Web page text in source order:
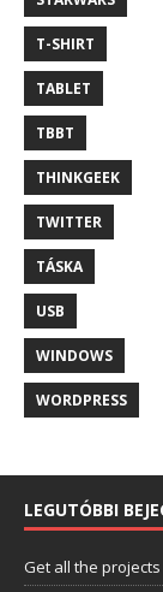
T-SHIRT
TABLET
TBBT
THINKGEEK
TWITTER
TÁSKA
USB
WINDOWS
WORDPRESS
LEGUTÓBBI
Get all the